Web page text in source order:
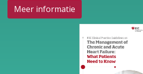
Meer informatie